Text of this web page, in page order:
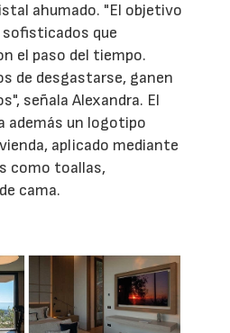
ahumado. "El objetivo
que
el paso del tiempo.
de desgastarse, ganen
señala Alexandra. El
además un logotipo
aplicado mediante
como toallas,
cama.